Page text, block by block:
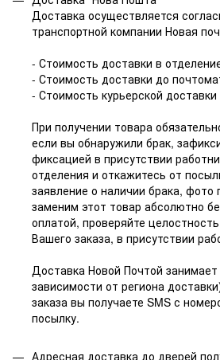
Доставка осуществляется
транспортной компании Новая
- Стоимость доставки в
- Стоимость доставки до
- Стоимость курьерской доставки
При получении товара
если вы обнаружили брак,
фиксацией в присутствии
отделения и откажитесь от
заявление о наличии брака,
заменим этот товар абсолютно
оплатой, проверяйте
Вашего заказа, в присутствии
Доставка Новой Почтой
зависимости от региона
заказа вы получаете SMS с
посылку.
Адресная доставка до дверей